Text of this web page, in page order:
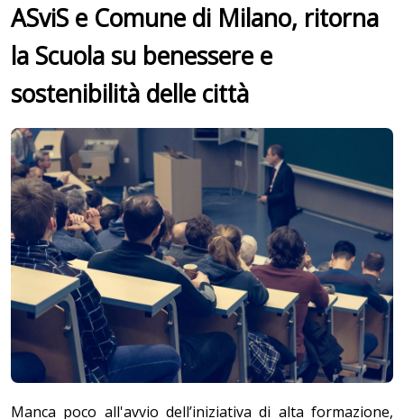
ASviS e Comune di Milano, ritorna
la Scuola su benessere e
sostenibilità delle città
Manca poco all'avvio dell’iniziativa di alta formazione,